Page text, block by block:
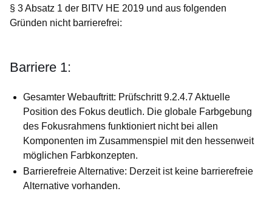
§ 3 Absatz 1 der BITV HE 2019 und aus folgenden
Gründen nicht barrierefrei:
Barriere 1:
Gesamter Webauftritt: Prüfschritt 9.2.4.7 Aktuelle
Position des Fokus deutlich. Die globale Farbgebung
des Fokusrahmens funktioniert nicht bei allen
Komponenten im Zusammenspiel mit den hessenweit
möglichen Farbkonzepten.
Barrierefreie Alternative: Derzeit ist keine barrierefreie
Alternative vorhanden.